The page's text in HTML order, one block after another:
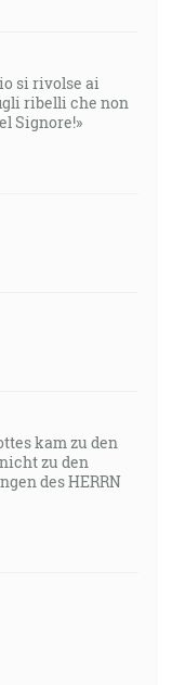
si rivolse ai
ribelli che non
Signore!»
kam zu den
zu den
des HERRN